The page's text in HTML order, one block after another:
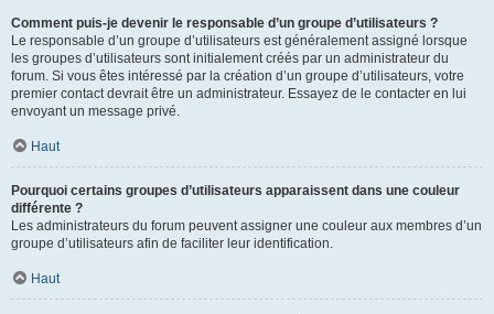
Comment puis-je devenir le responsable d’un groupe d’utilisateurs ?
Le responsable d’un groupe d’utilisateurs est généralement assigné lorsque
les groupes d’utilisateurs sont initialement créés par un administrateur du
forum. Si vous êtes intéressé par la création d’un groupe d’utilisateurs, votre
premier contact devrait être un administrateur. Essayez de le contacter en lui
envoyant un message privé.
Haut
Pourquoi certains groupes d’utilisateurs apparaissent dans une couleur
différente ?
Les administrateurs du forum peuvent assigner une couleur aux membres d’un
groupe d’utilisateurs afin de faciliter leur identification.
Haut